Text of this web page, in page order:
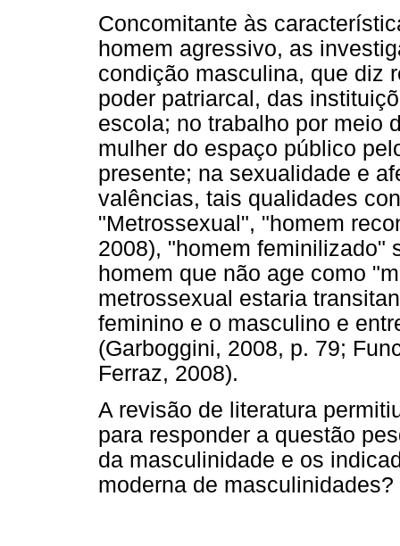
Concomitante às
homem agressivo, as
condição masculina, que diz
poder patriarcal, das
escola; no trabalho por meio
mulher do espaço público
presente; na sexualidade e
valências, tais qualidades
"Metrossexual", "homem
2008), "homem feminilizado"
homem que não age como
metrossexual estaria
feminino e o masculino e
(Garboggini, 2008, p. 79;
Ferraz, 2008).
A revisão de literatura
para responder a questão
da masculinidade e os
moderna de masculinidades?